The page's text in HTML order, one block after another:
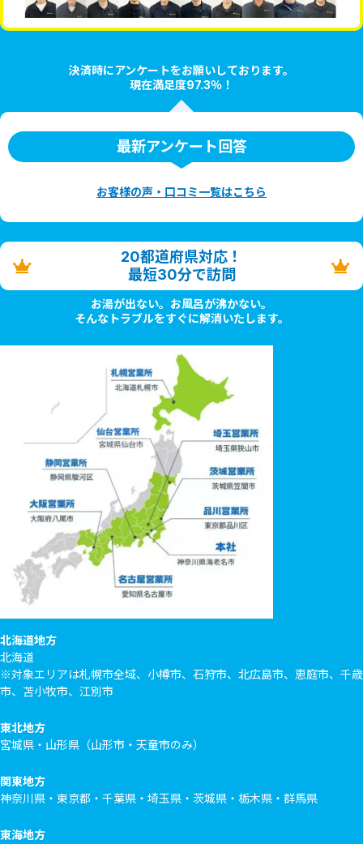
決済時にアンケートをお願いしております。
現在満足度97.3％！
最新アンケート回答
お客様の声・口コミ一覧はこちら
20都道府県対応！
最短30分で訪問
お湯が出ない。お風呂が沸かない。
そんなトラブルをすぐに解消いたします。
北海道地方
北海道
※対象エリアは札幌市全域、小樽市、石狩市、北広島市、恵庭市、千歳
市、苫小牧市、江別市
東北地方
宮城県・山形県（山形市・天童市のみ）
関東地方
神奈川県・東京都・千葉県・埼玉県・茨城県・栃木県・群馬県
東海地方